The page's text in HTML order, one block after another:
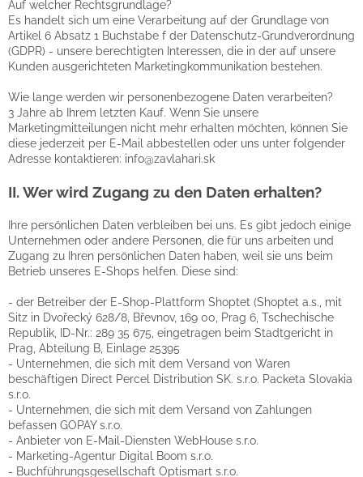
Auf welcher Rechtsgrundlage?
Es handelt sich um eine Verarbeitung auf der Grundlage von
Artikel 6 Absatz 1 Buchstabe f der Datenschutz-Grundverordnung
(GDPR) - unsere berechtigten Interessen, die in der auf unsere
Kunden ausgerichteten Marketingkommunikation bestehen.
Wie lange werden wir personenbezogene Daten verarbeiten?
3 Jahre ab Ihrem letzten Kauf. Wenn Sie unsere
Marketingmitteilungen nicht mehr erhalten möchten, können Sie
diese jederzeit per E-Mail abbestellen oder uns unter folgender
Adresse kontaktieren: info@zavlahari.sk
II. Wer wird Zugang zu den Daten erhalten?
Ihre persönlichen Daten verbleiben bei uns. Es gibt jedoch einige
Unternehmen oder andere Personen, die für uns arbeiten und
Zugang zu Ihren persönlichen Daten haben, weil sie uns beim
Betrieb unseres E-Shops helfen. Diese sind:
- der Betreiber der E-Shop-Plattform Shoptet (Shoptet a.s., mit
Sitz in Dvořecký 628/8, Břevnov, 169 00, Prag 6, Tschechische
Republik, ID-Nr.: 289 35 675, eingetragen beim Stadtgericht in
Prag, Abteilung B, Einlage 25395
- Unternehmen, die sich mit dem Versand von Waren
beschäftigen Direct Percel Distribution SK. s.r.o. Packeta Slovakia
s.r.o.
- Unternehmen, die sich mit dem Versand von Zahlungen
befassen GOPAY s.r.o.
- Anbieter von E-Mail-Diensten WebHouse s.r.o.
- Marketing-Agentur Digital Boom s.r.o.
- Buchführungsgesellschaft Optismart s.r.o.